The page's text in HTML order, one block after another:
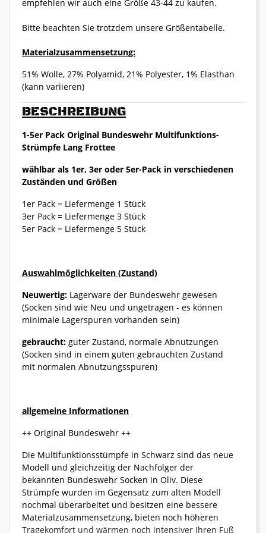
BESCHREIBUNG
1-5er Pack Original Bundeswehr Multifunktions-
Strümpfe Lang Frottee
wählbar als 1er, 3er oder 5er-Pack in verschiedenen
Zuständen und Größen
1er Pack = Liefermenge 1 Stück
3er Pack = Liefermenge 3 Stück
5er Pack = Liefermenge 5 Stück
Auswahlmöglichkeiten (Zustand)
Neuwertig: Lagerware der Bundeswehr gewesen
(Socken sind wie Neu und ungetragen - es können
minimale Lagerspuren vorhanden sein)
gebraucht: guter Zustand, normale Abnutzungen
(Socken sind in einem guten gebrauchten Zustand
mit normalen Abnutzungsspuren)
allgemeine Informationen
++ Original Bundeswehr ++
Die Multifunktionsstümpfe in Schwarz sind das neue
Modell und gleichzeitig der Nachfolger der
bekannten Bundeswehr Socken in Oliv. Diese
Strümpfe wurden im Gegensatz zum alten Modell
nochmal überarbeitet und besitzen eine bessere
Materialzusammensetzung, bieten noch höheren
Tragekomfort und wärmen noch intensiver Ihren Fuß
empfehlen wir auch eine Größe 43-44 zu kaufen.
Bitte beachten Sie trotzdem unsere Größentabelle.
Materialzusammensetzung:
51% Wolle, 27% Polyamid, 21% Polyester, 1% Elasthan
(kann variieren)